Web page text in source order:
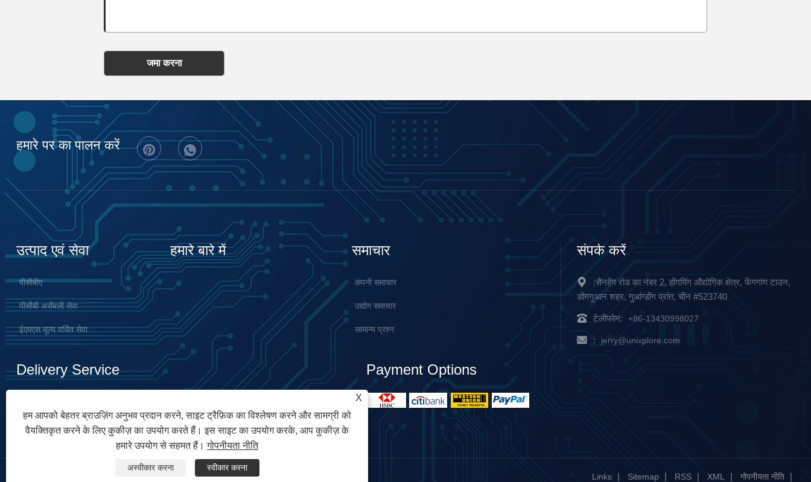
जमा करना
हमारे पर का पालन करें
उत्पाद एवं सेवा
पीसीबीए
पीसीबी असेंबली सेवा
ईएमएस मूल्य वर्धित सेवा
हमारे बारे में समाचार
कंपनी समाचार
उद्योग समाचार
सामान्य प्रश्न
संपर्क करें
:सैनहेंग रोड का नंबर 2, होंगयिंग औद्योगिक क्षेत्र, फेंगगांग टाउन,
डोंगगुआन शहर, गुआंग्डोंग प्रांत, चीन #523740
टेलीफोन: +86-13430998027
: jerry@unixplore.com
Delivery Service Payment Options
कॉपीराइट © 2023 यूनिक्सप्लोर इलेक्ट्रॉनिक्स कंपनी लिमिटेड सर्वाधिकार सुरक्षित Links | Sitemap | RSS | XML | गोपनीयता नीति |
X
हम आपको बेहतर ब्राउज़िंग अनुभव प्रदान करने, साइट ट्रैफ़िक का विश्लेषण करने और सामग्री को
वैयक्तिकृत करने के लिए कुकीज़ का उपयोग करते हैं। इस साइट का उपयोग करके, आप कुकीज़ के
हमारे उपयोग से सहमत हैं।गोपनीयता नीति
अस्वीकार करना स्वीकार करना